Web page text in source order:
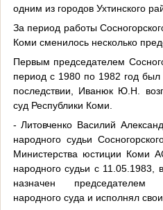
одним из городов Ухтинского
За период работы
Коми сменилось несколько
Первым председателем
период с 1980 по 1982 год
последствии, Иванюк Ю.Н.
суд Республики Коми.
- Литовченко Василий
народного судьи
Министерства юстиции Коми
народного судьи с 11.05.1983,
назначен председателем
народного суда и исполнял